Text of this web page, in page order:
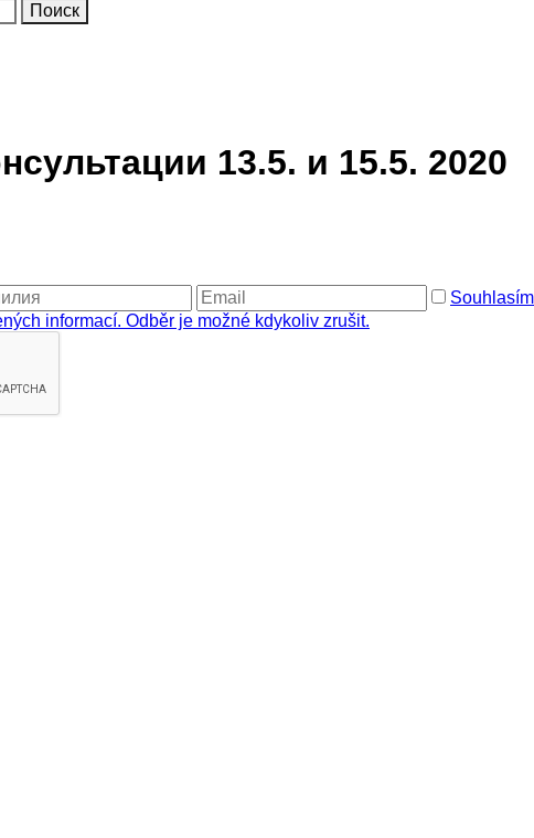
13.5. и 15.5. 2020
informací. Odběr je možné kdykoliv zrušit.